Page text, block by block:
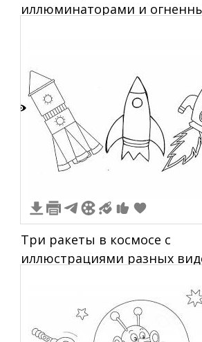
иллюминаторами и
Три ракеты в космосе с
иллюстрациями разных